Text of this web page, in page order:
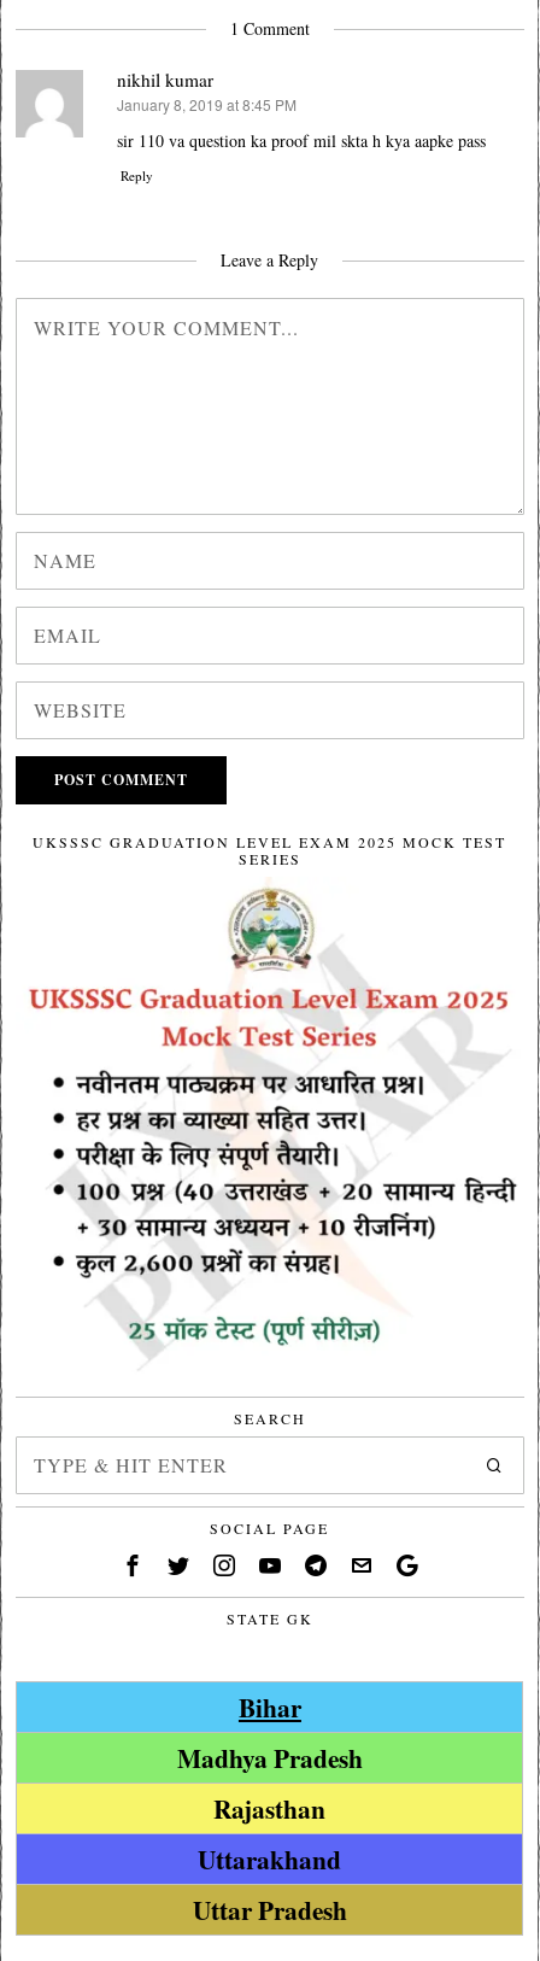
1 Comment
nikhil kumar
says:
January 8, 2019 at 8:45 PM
sir 110 va question ka proof mil skta h kya aapke pass
Reply
Leave a Reply
UKSSSC GRADUATION LEVEL EXAM 2025 MOCK TEST
SERIES
SEARCH
SOCIAL PAGE
STATE GK
Bihar
Madhya Pradesh
Rajasthan
Uttarakhand
Uttar Pradesh